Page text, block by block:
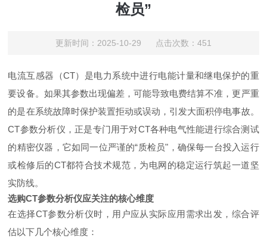
检员”
更新时间：2025-10-29 点击次数：451
电流互感器（CT）是电力系统中进行电能计量和继电保护的重
要设备。如果其参数出现偏差，可能导致电费结算不准，更严重
的是在系统故障时保护装置拒动或误动，引发大面积停电事故。
CT参数分析仪，正是专门用于对CT各种电气性能进行综合测试
的精密仪器，它如同一位严谨的“质检员"，确保每一台投入运行
或检修后的CT都符合技术规范，为电网的稳定运行筑起一道坚
实防线。
选购CT参数分析仪应关注的核心维度
在选择CT参数分析仪时，用户应从实际应用需求出发，综合评
估以下几个核心维度：